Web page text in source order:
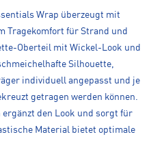
Wrap überzeugt mit
Tragekomfort für Strand und
Oberteil mit Wickel-Look und
Silhouette,
individuell angepasst und je
getragen werden können.
ergänzt den Look und sorgt für
Material bietet optimale